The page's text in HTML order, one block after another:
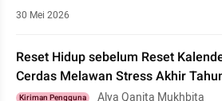
30 Mei 2026
Reset Hidup sebelum Reset
Cerdas Melawan Stress Akhir
Kiriman Pengguna Alya Qanita Mukhbita